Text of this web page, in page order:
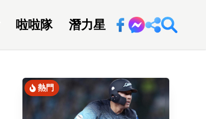
啦啦隊 潛力星 回新聞網
熱門